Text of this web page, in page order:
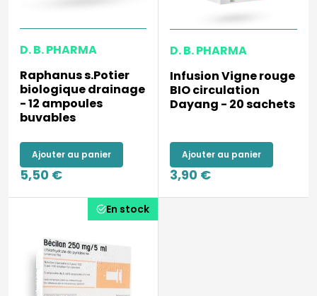
D. B. PHARMA
Raphanus s.Potier
biologique drainage
- 12 ampoules
buvables
Ajouter au panier
5,50 €
D. B. PHARMA
Infusion Vigne rouge
BIO circulation
Dayang - 20 sachets
Ajouter au panier
3,90 €
En stock